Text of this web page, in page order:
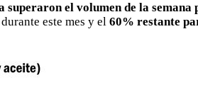
superaron el volumen de la semana
este mes y el 60% restante